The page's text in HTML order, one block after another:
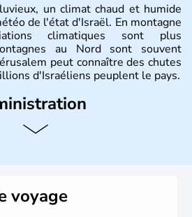
un climat chaud et humide
de l'état d'Israël. En montagne
climatiques sont plus
au Nord sont souvent
peut connaître des chutes
d'Israéliens peuplent le pays.
la partie est de la Méditerranée,
dans le domaine des nouvelles
voyage